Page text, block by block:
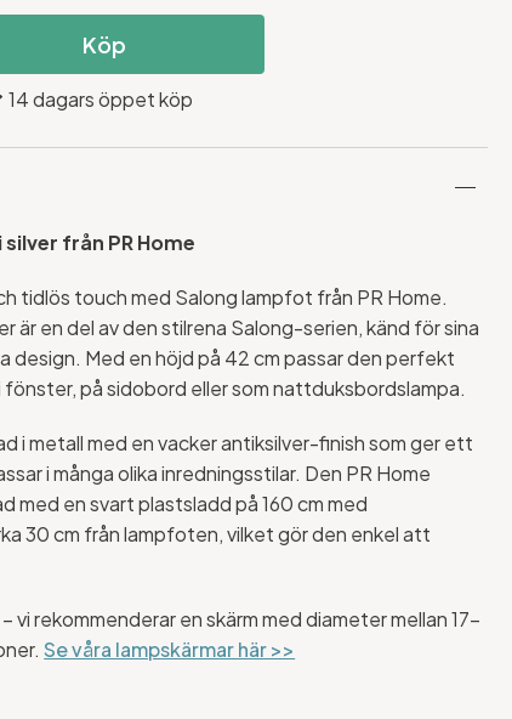
Köp
14 dagars öppet köp
från PR Home
tidlös touch med Salong lampfot från PR Home.
är en del av den stilrena Salong-serien, känd för sina
design. Med en höjd på 42 cm passar den perfekt
på sidobord eller som nattduksbordslampa.
i metall med en vacker antiksilver-finish som ger ett
i många olika inredningsstilar. Den PR Home
med en svart plastsladd på 160 cm med
30 cm från lampfoten, vilket gör den enkel att
vi rekommenderar en skärm med diameter mellan 17–
Se våra lampskärmar här >>